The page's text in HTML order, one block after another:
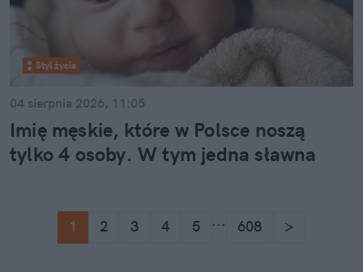
Styl życia
04 sierpnia 2026, 11:05
Imię męskie, które w Polsce noszą
tylko 4 osoby. W tym jedna sławna
1 2 3 4 5 ... 608 >